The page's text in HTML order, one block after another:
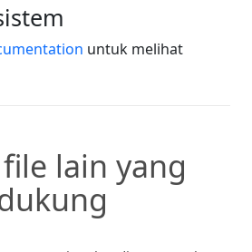
untuk melihat
lain yang